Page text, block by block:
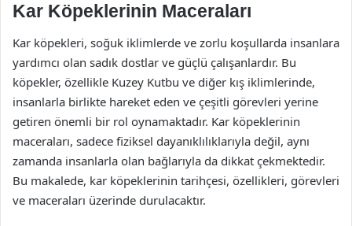
Kar Köpeklerinin Maceraları
Kar köpekleri, soğuk iklimlerde ve zorlu koşullarda insanlara
yardımcı olan sadık dostlar ve güçlü çalışanlardır. Bu
köpekler, özellikle Kuzey Kutbu ve diğer kış iklimlerinde,
insanlarla birlikte hareket eden ve çeşitli görevleri yerine
getiren önemli bir rol oynamaktadır. Kar köpeklerinin
maceraları, sadece fiziksel dayanıklılıklarıyla değil, aynı
zamanda insanlarla olan bağlarıyla da dikkat çekmektedir.
Bu makalede, kar köpeklerinin tarihçesi, özellikleri, görevleri
ve maceraları üzerinde durulacaktır.